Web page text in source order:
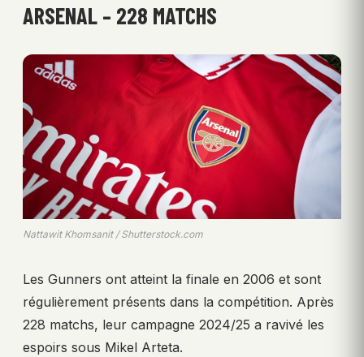
ARSENAL – 228 MATCHS
Nattawit Khomsanit / Shutterstock.com
Les Gunners ont atteint la finale en 2006 et sont
régulièrement présents dans la compétition. Après
228 matchs, leur campagne 2024/25 a ravivé les
espoirs sous Mikel Arteta.